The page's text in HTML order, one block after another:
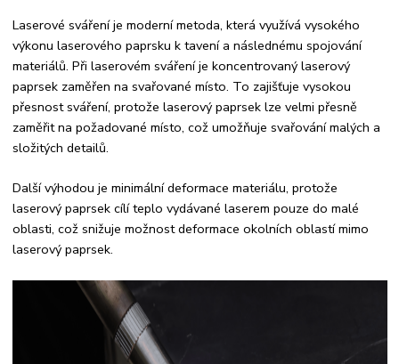
Laserové sváření je moderní metoda, která využívá vysokého
výkonu laserového paprsku k tavení a následnému spojování
materiálů. Při laserovém sváření je koncentrovaný laserový
paprsek zaměřen na svařované místo. To zajišťuje vysokou
přesnost sváření, protože laserový paprsek lze velmi přesně
zaměřit na požadované místo, což umožňuje svařování malých a
složitých detailů.
Další výhodou je minimální deformace materiálu, protože
laserový paprsek cílí teplo vydávané laserem pouze do malé
oblasti, což snižuje možnost deformace okolních oblastí mimo
laserový paprsek.